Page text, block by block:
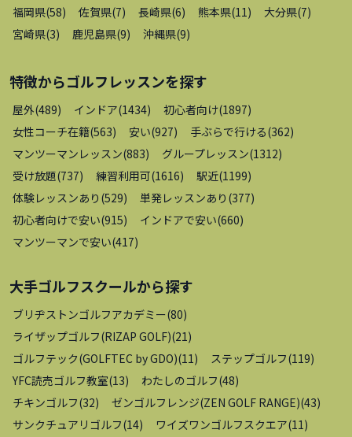
福岡県(58) 佐賀県(7) 長崎県(6) 熊本県(11 ) 大分県(7)
宮崎県(3) 鹿児島県(9) 沖縄県(9)
特徴からゴルフレッスンを探す
屋外(489) インドア(1434) 初心者向け(1897)
女性コーチ在籍(563) 安い(927) 手ぶらで行ける(362)
マンツーマンレッスン(883) グループレッスン(1312)
受け放題(737) 練習利用可(1616) 駅近(1199)
体験レッスンあり (529) 単発レッスンあり (377)
初心者向けで安い(915) インドアで安い(660)
マンツーマンで安い(417)
大手ゴルフスクールから探す
ブリヂストンゴルフアカデミー(80)
ライザップゴルフ(RIZAP GOLF)(21 )
ゴルフテック(GOLFTEC by GDO)(11 ) ステップゴルフ(119)
YFC読売ゴルフ教室(13) わたしのゴルフ(48)
チキンゴルフ(32) ゼンゴルフレンジ(ZEN GOLF RANGE)(43)
サンクチュアリゴルフ(14) ワイズワンゴルフスクエア(11 )